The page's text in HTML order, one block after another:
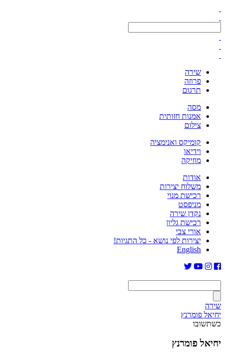
שירה
פרוזה
תרגום
מסה
אמנות חזותית
צילום
קומיקס ואנימציה
וידיאו
מוזיקה
אודות
משלוח יצירות
רכישת מנוי
מניפסט
נקדן שירה
רכישת גליון
אורי צבי
יצירות לפי נושא - כל התגיות!
English
שירה
יחיאל פומרנץ
כשתשובו
יחיאל פומרנץ